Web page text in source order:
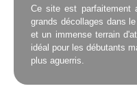
Ce site est parfaitement
grands décollages dans
et un immense terrain
idéal pour les débutants
plus aguerris.